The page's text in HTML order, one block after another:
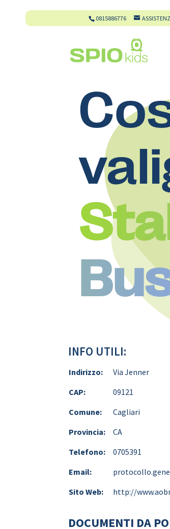
0815886776
INFO UTILI:
Indirizzo:
Via Jenner
CAP:
09121
Comune:
Cagliari
Provincia:
CA
Telefono:
0705391
Email:
Sito Web:
http://
DOCUMENTI DA